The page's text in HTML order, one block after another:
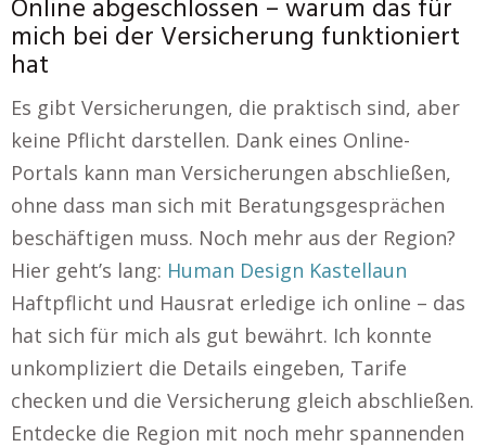
Online abgeschlossen – warum das für
mich bei der Versicherung funktioniert
hat
Es gibt Versicherungen, die praktisch sind, aber
keine Pflicht darstellen. Dank eines Online-
Portals kann man Versicherungen abschließen,
ohne dass man sich mit Beratungsgesprächen
beschäftigen muss. Noch mehr aus der Region?
Hier geht’s lang: Human Design Kastellaun
Haftpflicht und Hausrat erledige ich online – das
hat sich für mich als gut bewährt. Ich konnte
unkompliziert die Details eingeben, Tarife
checken und die Versicherung gleich abschließen.
Entdecke die Region mit noch mehr spannenden